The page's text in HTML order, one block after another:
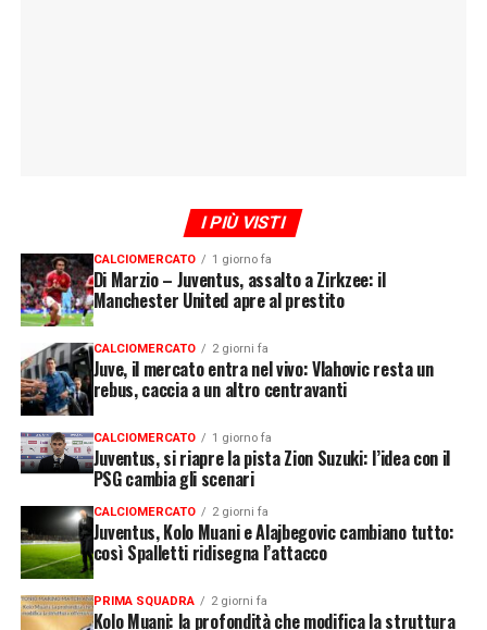
I PIÙ VISTI
CALCIOMERCATO 1 giorno fa
Di Marzio – Juventus, assalto a Zirkzee: il
Manchester United apre al prestito
CALCIOMERCATO 2 giorni fa
Juve, il mercato entra nel vivo: Vlahovic resta un
rebus, caccia a un altro centravanti
CALCIOMERCATO 1 giorno fa
Juventus, si riapre la pista Zion Suzuki: l’idea con il
PSG cambia gli scenari
CALCIOMERCATO 2 giorni fa
Juventus, Kolo Muani e Alajbegovic cambiano tutto:
così Spalletti ridisegna l’attacco
PRIMA SQUADRA 2 giorni fa
Kolo Muani: la profondità che modifica la struttura